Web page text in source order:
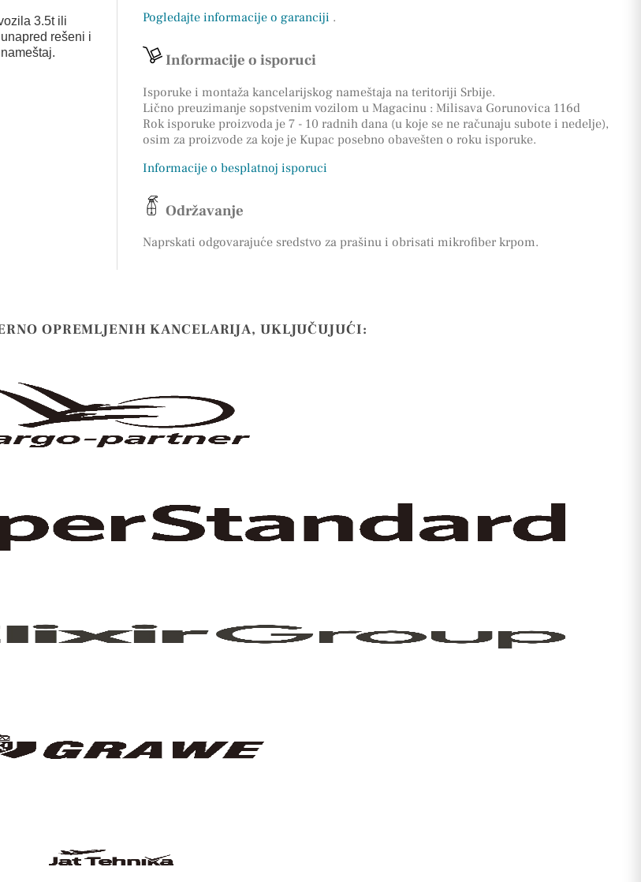
3.5t ili
rešeni i
Pogledajte informacije o garanciji .
Informacije o isporuci
Isporuke i montaža kancelarijskog nameštaja na teritoriji Srbije.
Lično preuzimanje sopstvenim vozilom u Magacinu : Milisava Gorunovica 116d
Rok isporuke proizvoda je 7 - 10 radnih dana (u koje se ne računaju subote i nedelje),
osim za proizvode za koje je Kupac posebno obavešten o roku isporuke.
Informacije o besplatnoj isporuci
Održavanje
Naprskati odgovarajuće sredstvo za prašinu i obrisati mikrofiber krpom.
OPREMLJENIH KANCELARIJA, UKLJUČUJUĆI: